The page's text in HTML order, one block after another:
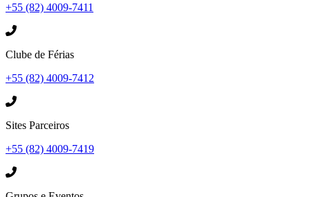
+55 (82) 4009-7411
Clube de Férias
+55 (82) 4009-7412
Sites Parceiros
+55 (82) 4009-7419